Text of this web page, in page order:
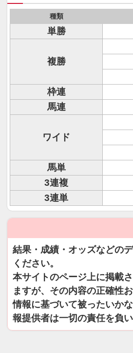
種類
単勝
複勝
枠連
馬連
ワイド
馬単
3連複
3連単
結果・成績・オッズなどの
ください。
本サイトのページ上に掲載
ますが、その内容の正確性
情報に基づいて被ったいか
報提供者は一切の責任を負い